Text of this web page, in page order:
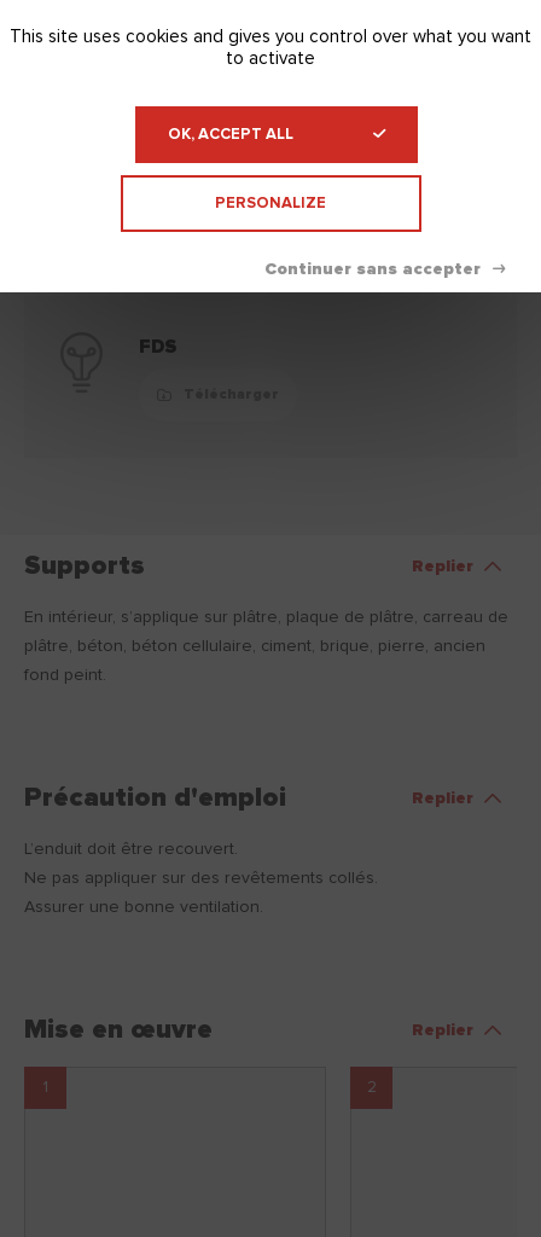
Documentation technique
Télécharger
FDS
Supports Replier
En intérieur, s’applique sur plâtre, plaque de plâtre, carreau de
plâtre, béton, béton cellulaire, ciment, brique, pierre, ancien
fond peint.
Précaution d'emploi Replier
L’enduit doit être recouvert.
Ne pas appliquer sur des revêtements collés.
Assurer une bonne ventilation.
Mise en œuvre Replier
1 2
This site uses cookies and gives you control over what you want
to activate
OK, ACCEPT ALL
PERSONALIZE